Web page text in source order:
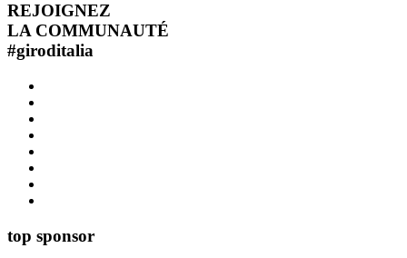
REJOIGNEZ
LA COMMUNAUTÉ
#giroditalia
top sponsor